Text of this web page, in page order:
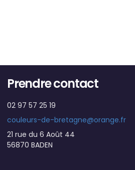
Prendre contact
02 97 57 25 19
couleurs-de-bretagne@orange.fr
21 rue du 6 Août 44
56870 BADEN